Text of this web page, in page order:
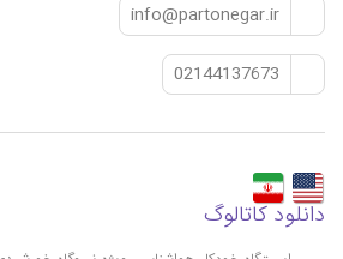
info@partonegar.ir
02144137673
دانلود کاتالوگ